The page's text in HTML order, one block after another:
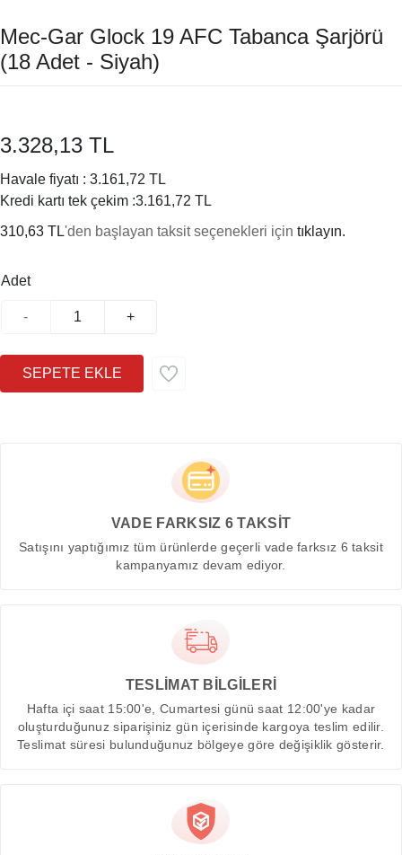
Mec-Gar Glock 19 AFC Tabanca Şarjörü
(18 Adet - Siyah)
3.328,13 TL
Havale fiyatı : 3.161,72 TL
Kredi kartı tek çekim :3.161,72 TL
310,63 TL'den başlayan taksit seçenekleri için tıklayın.
Adet
- +
VADE FARKSIZ 6 TAKSİT
Satışını yaptığımız tüm ürünlerde geçerli vade farksız 6 taksit
kampanyamız devam ediyor.
TESLİMAT BİLGİLERİ
Hafta içi saat 15:00'e, Cumartesi günü saat 12:00'ye kadar
oluşturduğunuz siparişiniz gün içerisinde kargoya teslim edilir.
Teslimat süresi bulunduğunuz bölgeye göre değişiklik gösterir.